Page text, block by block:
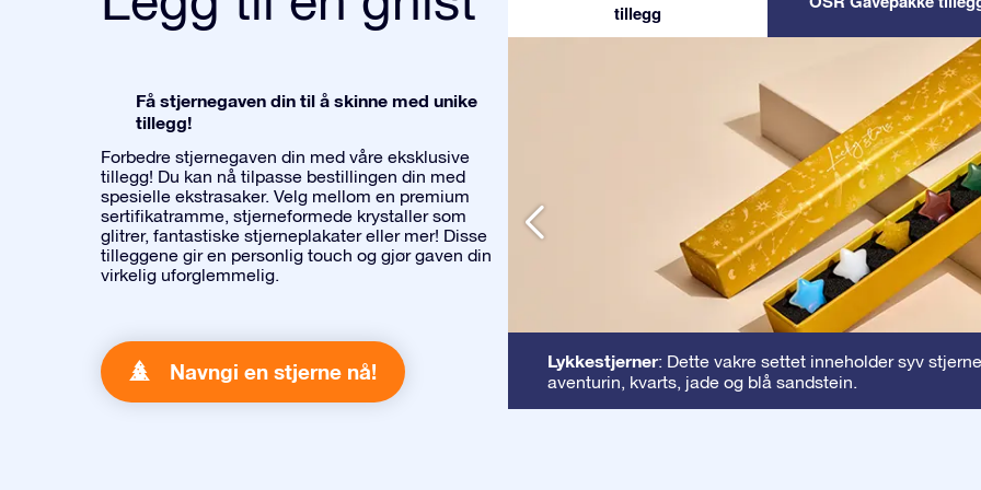
Få stjernegaven din til å skinne med unike
tillegg!
Forbedre stjernegaven din med våre eksklusive
tillegg! Du kan nå tilpasse bestillingen din med
spesielle ekstrasaker. Velg mellom en premium
sertifikatramme, stjerneformede krystaller som
glitrer, fantastiske stjerneplakater eller mer! Disse
tilleggene gir en personlig touch og gjør gaven din
virkelig uforglemmelig.
Navngi en stjerne nå!
tillegg
Lykkestjerner: Dette vakre settet inneholder syv
aventurin, kvarts, jade og blå sandstein.